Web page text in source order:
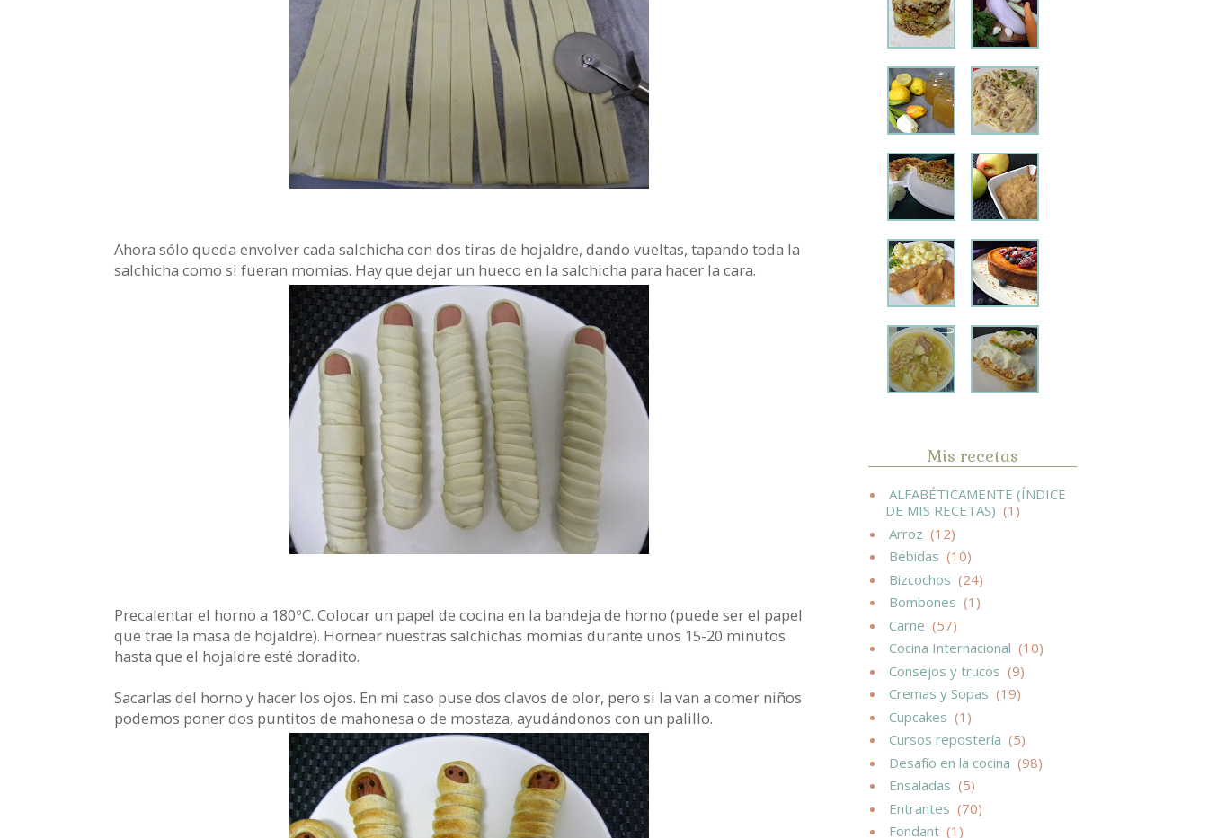
Ahora sólo queda envolver cada salchicha con dos tiras de hojaldre, dando vueltas, tapando toda la
salchicha como si fueran momias. Hay que dejar un hueco en la salchicha para hacer la cara.
Precalentar el horno a 180ºC. Colocar un papel de cocina en la bandeja de horno (puede ser el papel
que trae la masa de hojaldre). Hornear nuestras salchichas momias durante unos 15-20 minutos
hasta que el hojaldre esté doradito.
Sacarlas del horno y hacer los ojos. En mi caso puse dos clavos de olor, pero si la van a comer niños
podemos poner dos puntitos de mahonesa o de mostaza, ayudándonos con un palillo.
Mis recetas
ALFABÉTICAMENTE (ÍNDICE
DE MIS RECETAS) (1)
Arroz (12)
Bebidas (10)
Bizcochos (24)
Bombones (1)
Carne (57)
Cocina Internacional (10)
Consejos y trucos (9)
Cremas y Sopas (19)
Cupcakes (1)
Cursos repostería (5)
Desafío en la cocina (98)
Ensaladas (5)
Entrantes (70)
Fondant (1)